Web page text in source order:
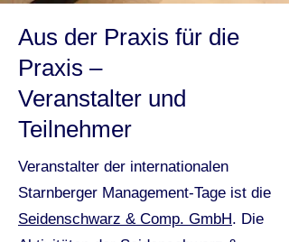
Aus der Praxis für die
Praxis –
Veranstalter und
Teilnehmer
Veranstalter der internationalen
Starnberger Management-Tage ist die
Seidenschwarz & Comp. GmbH. Die